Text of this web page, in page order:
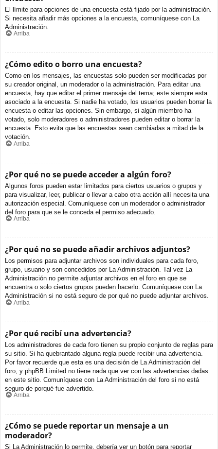
El límite para opciones de una encuesta está fijado por la administración.
Si necesita añadir más opciones a la encuesta, comuníquese con La
Administración.
Arriba
¿Cómo edito o borro una encuesta?
Como en los mensajes, las encuestas solo pueden ser modificadas por
su creador original, un moderador o la administración. Para editar una
encuesta, hay que editar el primer mensaje del tema; este siempre esta
asociado a la encuesta. Si nadie ha votado, los usuarios pueden borrar la
encuesta o editar las opciones. Sin embargo, si algún miembro ha
votado, solo moderadores o administradores pueden editar o borrar la
encuesta. Esto evita que las encuestas sean cambiadas a mitad de la
votación.
Arriba
¿Por qué no se puede acceder a algún foro?
Algunos foros pueden estar limitados para ciertos usuarios o grupos y
para visualizar, leer, publicar o llevar a cabo otra acción allí necesita una
autorización especial. Comuníquese con un moderador o administrador
del foro para que se le conceda el permiso adecuado.
Arriba
¿Por qué no se puede añadir archivos adjuntos?
Los permisos para adjuntar archivos son individuales para cada foro,
grupo, usuario y son concedidos por La Administración. Tal vez La
Administración no permite adjuntar archivos en el foro en que se
encuentra o solo ciertos grupos pueden hacerlo. Comuníquese con La
Administración si no está seguro de por qué no puede adjuntar archivos.
Arriba
¿Por qué recibí una advertencia?
Los administradores de cada foro tienen su propio conjunto de reglas para
su sitio. Si ha quebrantado alguna regla puede recibir una advertencia.
Por favor recuerde que esta es una decisión de La Administración del
foro, y phpBB Limited no tiene nada que ver con las advertencias dadas
en este sitio. Comuníquese con La Administración del foro si no está
seguro de porqué fue advertido.
Arriba
¿Cómo se puede reportar un mensaje a un
moderador?
Si La Administración lo permite, debería ver un botón para reportar